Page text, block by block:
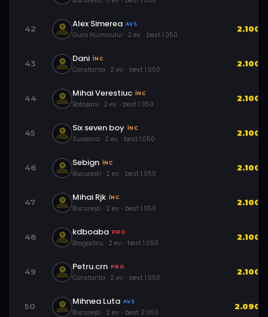
42 Alex Simerea AVS
Gura Humorului · 2 ev. · best 1.050
2.100
43 Dani ÎNC
Constanța · 2 ev. · best 1.050
2.100
44 Mihai Verestiuc ÎNC
Botoșani · 2 ev. · best 1.050
2.100
45 Six seven boy ÎNC
Suceava · 2 ev. · best 1.050
2.100
46 Sebign ÎNC
București · 2 ev. · best 1.050
2.100
47 Mihai Rjk ÎNC
București · 2 ev. · best 1.050
2.100
48 kdboaba PRO
Bragadiru · 2 ev. · best 1.050
2.100
49 Petru.crn PRO
Constanta · 2 ev. · best 1.050
2.100
50 Mihnea Luta AVS
București · 2 ev. · best 2.050
2.090